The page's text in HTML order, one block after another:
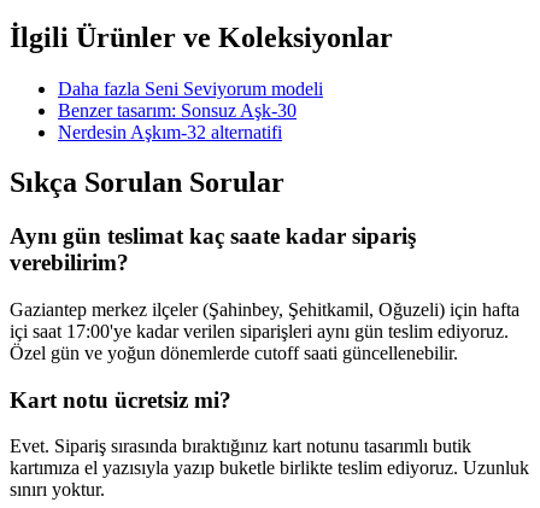
İlgili Ürünler ve Koleksiyonlar
Daha fazla Seni Seviyorum modeli
Benzer tasarım: Sonsuz Aşk-30
Nerdesin Aşkım-32 alternatifi
Sıkça Sorulan Sorular
Aynı gün teslimat kaç saate kadar sipariş
verebilirim?
Gaziantep merkez ilçeler (Şahinbey, Şehitkamil, Oğuzeli) için hafta
içi saat 17:00'ye kadar verilen siparişleri aynı gün teslim ediyoruz.
Özel gün ve yoğun dönemlerde cutoff saati güncellenebilir.
Kart notu ücretsiz mi?
Evet. Sipariş sırasında bıraktığınız kart notunu tasarımlı butik
kartımıza el yazısıyla yazıp buketle birlikte teslim ediyoruz. Uzunluk
sınırı yoktur.